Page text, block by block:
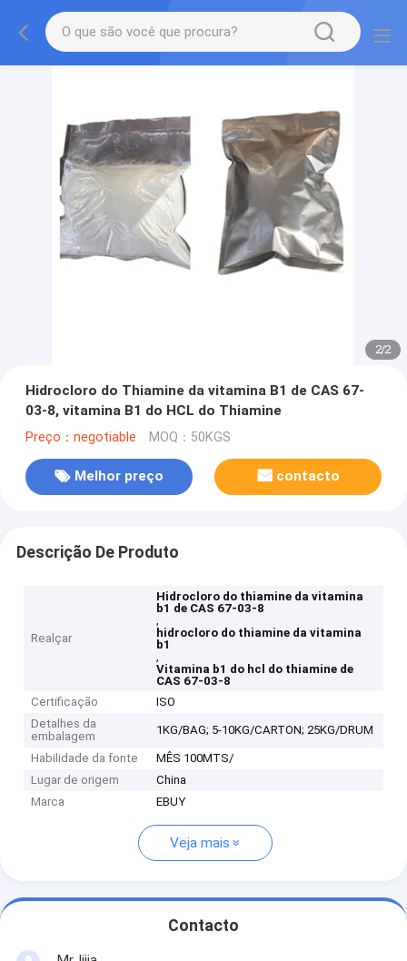
2/2
Hidrocloro do Thiamine da vitamina B1 de CAS 67-
03-8, vitamina B1 do HCL do Thiamine
Preço：negotiable MOQ：50KGS
Melhor preço contacto
Descrição De Produto
Realçar
Hidrocloro do thiamine da vitamina
b1 de CAS 67-03-8
,
hidrocloro do thiamine da vitamina
b1
,
Vitamina b1 do hcl do thiamine de
CAS 67-03-8
Certificação
ISO
Detalhes da
embalagem
1KG/BAG; 5-10KG/CARTON; 25KG/DRUM
Habilidade da fonte
MÊS 100MTS/
Lugar de origem
China
Marca
EBUY
Veja mais
Contacto